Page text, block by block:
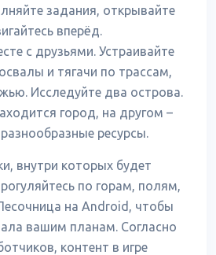
задания, открывайте
вперёд.
с друзьями. Устраивайте
и тягачи по трассам,
Исследуйте два острова.
город, на другом –
ресурсы.
внутри которых будет
по горам, полям,
на Android, чтобы
вашим планам. Согласно
контент в игре